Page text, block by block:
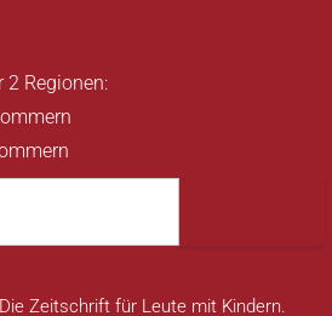
Regionen:
Zeitschrift für Leute mit Kindern.